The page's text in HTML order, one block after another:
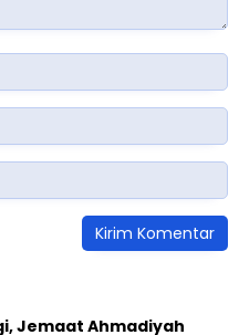
Jemaat Ahmadiyah